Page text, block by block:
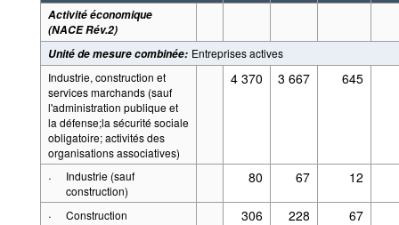
Activité économique
(NACE Rév.2)
Unité de mesure combinée: Entreprises actives
Industrie, construction et
services marchands (sauf
l'administration publique et
la défense;la sécurité sociale
obligatoire; activités des
organisations associatives)
4 370 3 667 645
·
Industrie (sauf
construction)
80 67 12
· Construction 306 228
67